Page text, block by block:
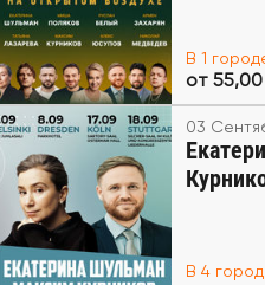
В 1
от
03
В 4